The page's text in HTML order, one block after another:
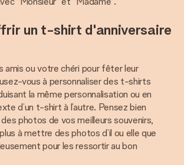
un t-shirt d'anniversaire
amis ou votre chéri pour fêter leur
vous à personnaliser des t-shirts
la même personnalisation ou en
d’un t-shirt à l’autre. Pensez bien
photos de vos meilleurs souvenirs,
à mettre des photos d’il ou elle que
pour les ressortir au bon